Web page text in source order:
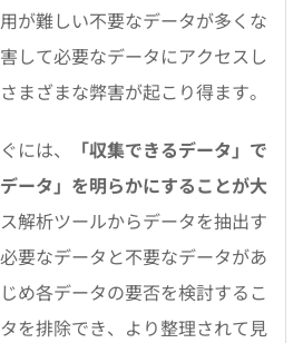
が難しい不要なデータが多くな
して必要なデータにアクセスし
まざまな弊害が起こり得ます。
には、
「収集できるデータ」で
ータ」を明らかにすることが大
解析ツールからデータを抽出す
要なデータと不要なデータがあ
め各データの要否を検討するこ
を排除でき、より整理されて見